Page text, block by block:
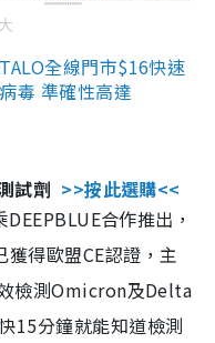
全線門市$16快速
毒 準確性高達
試劑 >>按此選購<<
合作推出，
得歐盟CE認證，主
檢測Omicron及Delta
15分鐘就能知道檢測